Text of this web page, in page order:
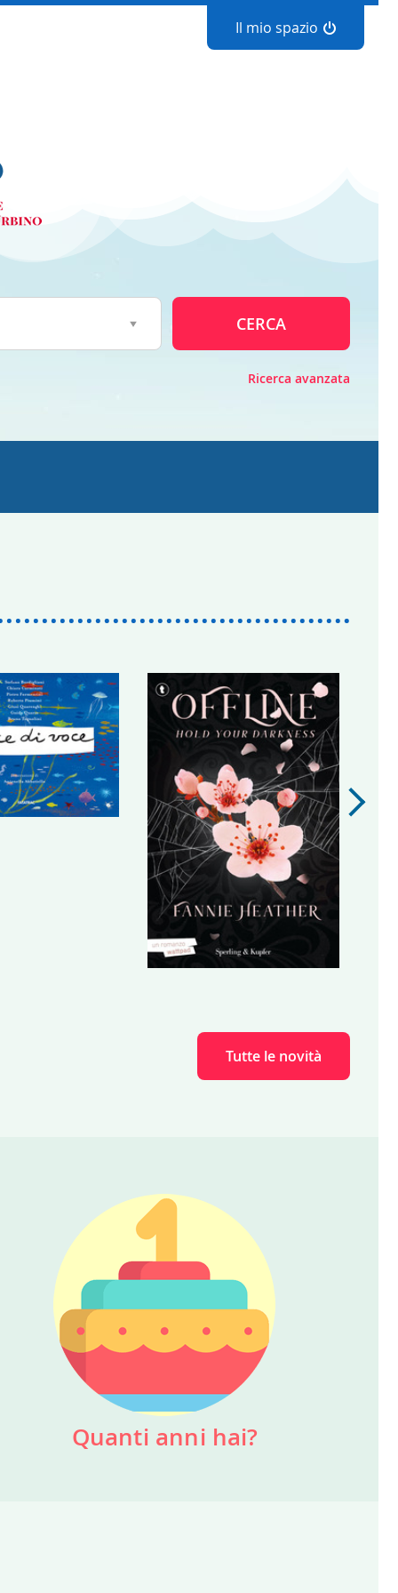
Il mio spazio
CERCA
Ricerca avanzata
Next
Tutte le novità
Quanti anni hai?